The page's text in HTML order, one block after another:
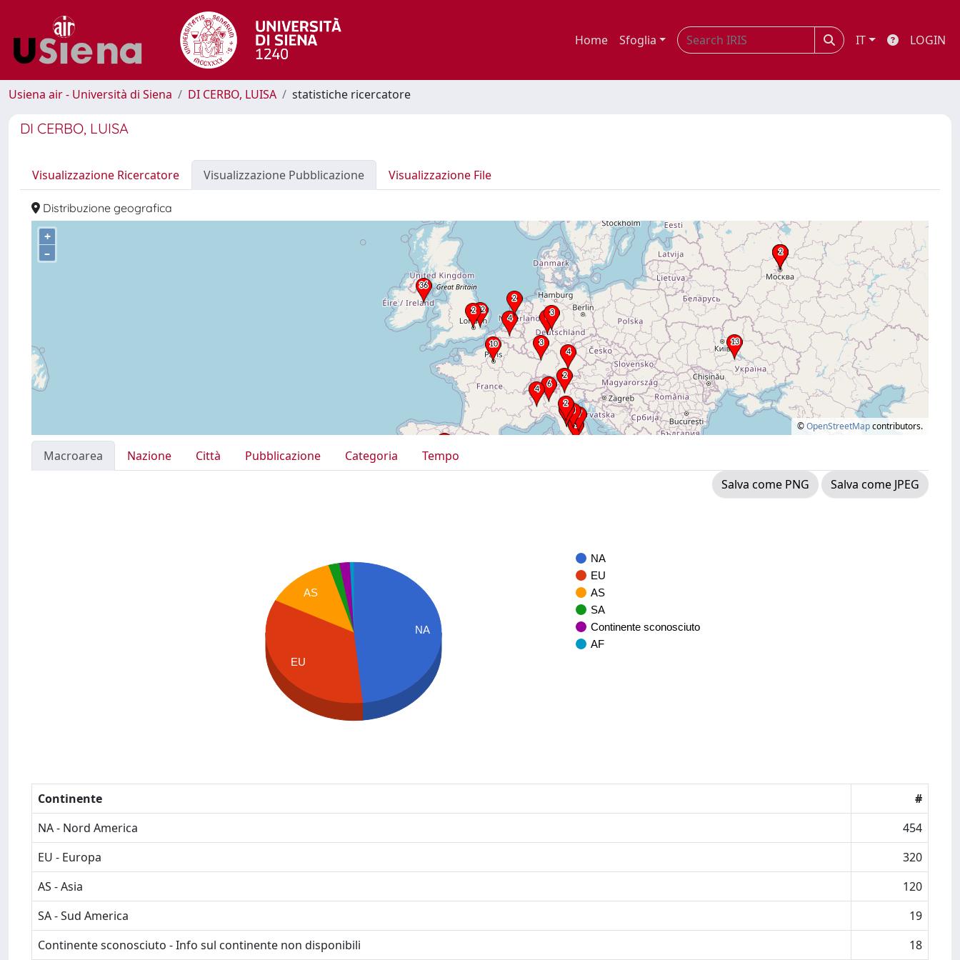
Home Sfoglia IT LOGIN
Usiena air - Università di Siena DI CERBO, LUISA statistiche ricercatore
DI CERBO, LUISA
Visualizzazione Ricercatore Visualizzazione Pubblicazione Visualizzazione File
Distribuzione geografica
+
–
©OpenStreetMapcontributors.
Macroarea Nazione Città Pubblicazione Categoria
Tempo
Salva come PNG
Salva come JPEG
NA
EU
AS
SA
Continente sconosciuto
AF
NA
AS
EU
Continente
#
NA - Nord America
454
EU - Europa
320
AS - Asia
120
SA - Sud America
19
Continente sconosciuto - Info sul continente non disponibili
18